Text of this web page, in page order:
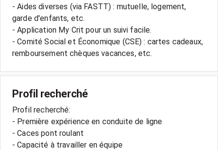
- Aides diverses (via FASTT) : mutuelle, logement,
garde d'enfants, etc.
- Application My Crit pour un suivi facile.
- Comité Social et Économique (CSE) : cartes cadeaux,
Profil recherché
Profil recherché:
- Première expérience en conduite de ligne
- Caces pont roulant
- Capacité à travailler en équipe